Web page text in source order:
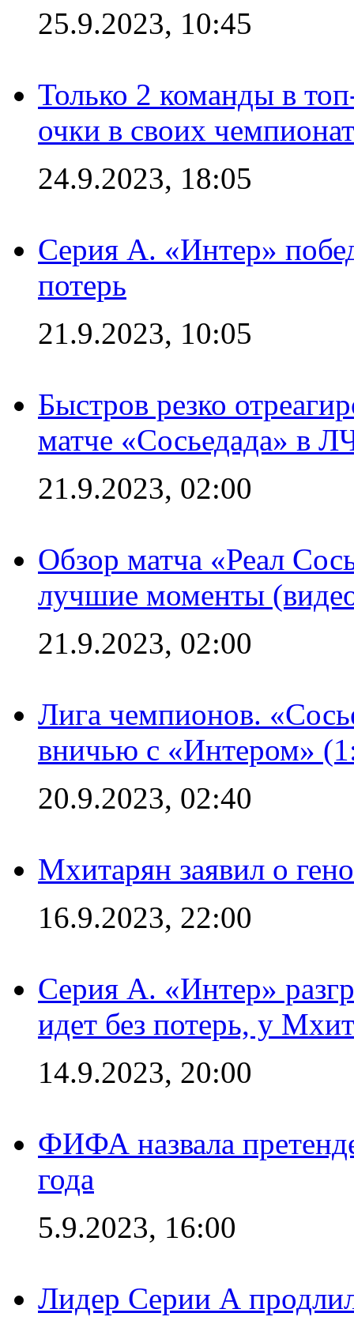
25.9.2023, 10:45
Только 2 команды в
очки в своих
24.9.2023, 18:05
Серия А. «Интер»
потерь
21.9.2023, 10:05
Быстров резко
матче «Сосьедада» в
21.9.2023, 02:00
Обзор матча «Реал
лучшие моменты
21.9.2023, 02:00
Лига чемпионов.
вничью с «Интером»
20.9.2023, 02:40
Мхитарян заявил о
16.9.2023, 22:00
Серия А. «Интер»
идет без потерь, у
14.9.2023, 20:00
ФИФА назвала
года
5.9.2023, 16:00
Лидер Серии А